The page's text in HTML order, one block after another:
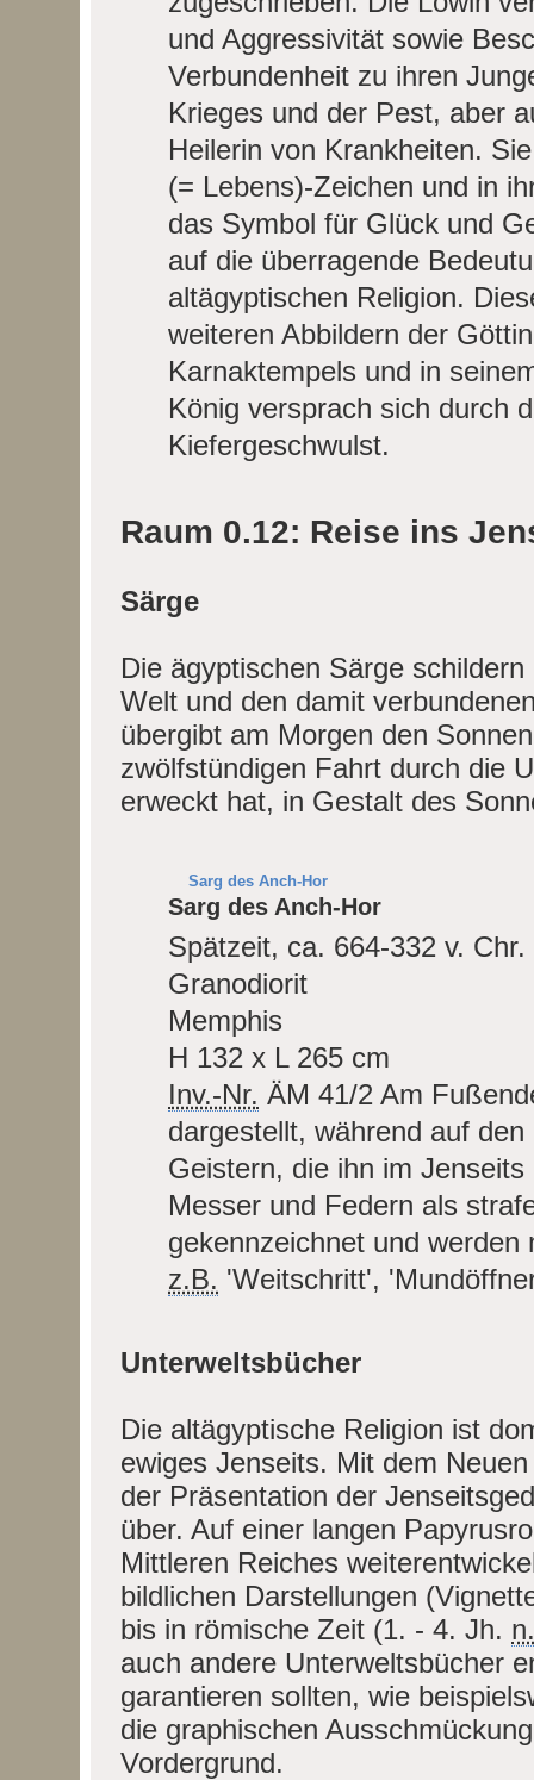
und Aggressivität sowie
Verbundenheit zu ihren
Krieges und der Pest, aber
Heilerin von Krankheiten.
(= Lebens)-Zeichen und in
das Symbol für Glück und
auf die überragende
altägyptischen Religion.
weiteren Abbildern der
Karnaktempels und in
König versprach sich durch
Kiefergeschwulst.
Raum 0.12: Reise ins
Särge
Die ägyptischen Särge
Welt und den damit
übergibt am Morgen den
zwölfstündigen Fahrt durch die
erweckt hat, in Gestalt des
Sarg des Anch-Hor
Sarg des Anch-Hor
Spätzeit, ca. 664-332 v. Chr.
Granodiorit
Memphis
H 132 x L 265 cm
Inv.-Nr. ÄM 41/2 Am
dargestellt, während auf
Geistern, die ihn im
Messer und Federn als
gekennzeichnet und
z.B. 'Weitschritt',
Unterweltsbücher
Die altägyptische Religion ist
ewiges Jenseits. Mit dem
der Präsentation der
über. Auf einer langen
Mittleren Reiches
bildlichen Darstellungen
bis in römische Zeit (1. - 4. Jh.
auch andere Unterweltsbücher
garantieren sollten, wie
die graphischen
Vordergrund.